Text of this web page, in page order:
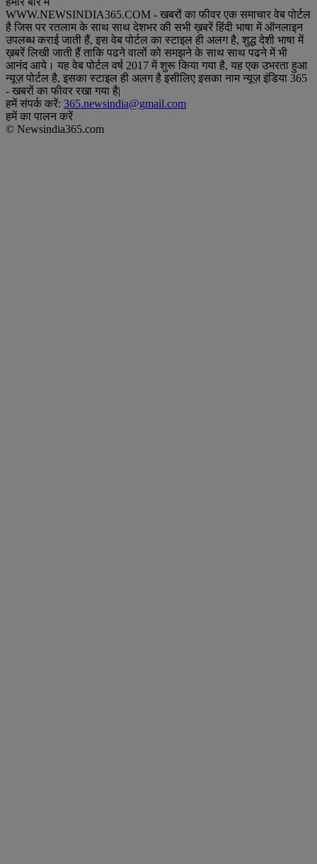
WWW.NEWSINDIA365.COM - खबरों का फीवर एक समाचार वेब पोर्टल
है जिस पर रतलाम के साथ साथ देशभर की सभी ख़बरें हिंदी भाषा में ऑनलाइन
उपलब्ध कराई जाती हैं, इस वेब पोर्टल का स्टाइल ही अलग है, शुद्ध देशी भाषा में
ख़बरें लिखी जाती हैं ताकि पढने वालों को समझने के साथ साथ पढने में भी
आनंद आये। यह वेब पोर्टल वर्ष 2017 में शुरू किया गया है, यह एक उभरता हुआ
न्यूज़ पोर्टल है, इसका स्टाइल ही अलग है इसीलिए इसका नाम न्यूज़ इंडिया 365
- खबरों का फीवर रखा गया है|
हमें संपर्क करें: 365.newsindia@gmail.com
हमें का पालन करें
© Newsindia365.com